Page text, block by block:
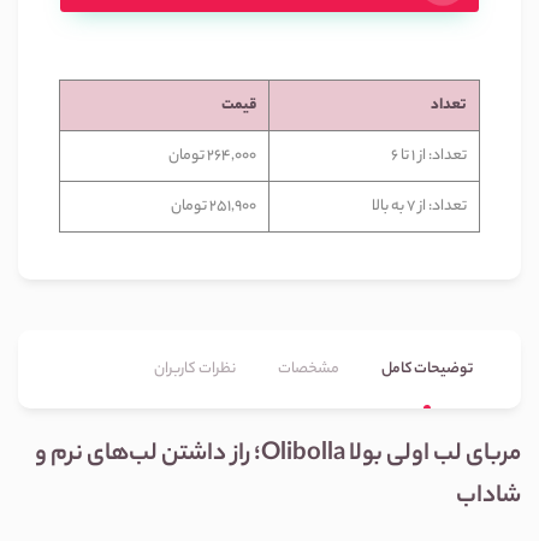
تعداد
قیمت
تعداد: از 1 تا 6
264,000 تومان
تعداد: از 7 به بالا
251,900 تومان
توضیحات کامل مشخصات نظرات کاربران
مربای لب اولی بولا Olibolla؛ راز داشتن لب‌های نرم و
شاداب